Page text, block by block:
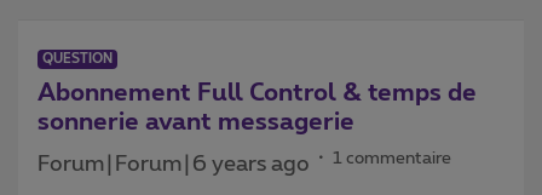
QUESTION
Abonnement Full Control & temps de
sonnerie avant messagerie
Forum|Forum|6 years ago 1 commentaire